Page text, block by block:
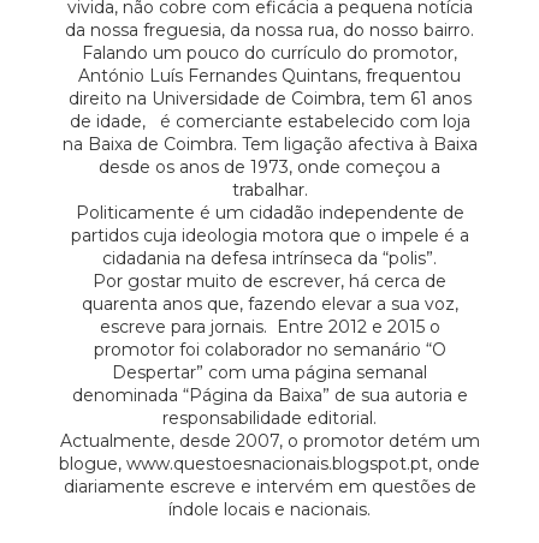
vivida, não cobre com eficácia a pequena notícia
da nossa freguesia, da nossa rua, do nosso bairro.
Falando um pouco do currículo do promotor,
António Luís Fernandes Quintans, frequentou
direito na Universidade de Coimbra, tem 61 anos
de idade, é comerciante estabelecido com loja
na Baixa de Coimbra. Tem ligação afectiva à Baixa
desde os anos de 1973, onde começou a
trabalhar.
Politicamente é um cidadão independente de
partidos cuja ideologia motora que o impele é a
cidadania na defesa intrínseca da “polis”.
Por gostar muito de escrever, há cerca de
quarenta anos que, fazendo elevar a sua voz,
escreve para jornais. Entre 2012 e 2015 o
promotor foi colaborador no semanário “O
Despertar” com uma página semanal
denominada “Página da Baixa” de sua autoria e
responsabilidade editorial.
Actualmente, desde 2007, o promotor detém um
blogue, www.questoesnacionais.blogspot.pt, onde
diariamente escreve e intervém em questões de
índole locais e nacionais.